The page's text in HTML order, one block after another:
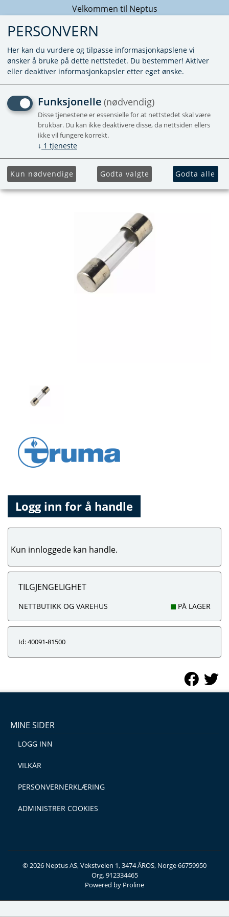
Velkommen til Neptus
SIKRING 6,3AT 5 X 20 MM -
AVENTA
Logg inn for å handle
Kun innloggede kan handle.
TILGJENGELIGHET
NETTBUTIKK OG VAREHUS PÅ LAGER
Id: 40091-81500
MINE SIDER
LOGG INN
VILKÅR
PERSONVERNERKLÆRING
ADMINISTRER COOKIES
© 2026 Neptus AS, Vekstveien 1, 3474 ÅROS, Norge 66759950
Org. 912334465
Powered by Proline
PERSONVERN
Her kan du vurdere og tilpasse informasjonkapslene vi
ønsker å bruke på dette nettstedet. Du bestemmer! Aktiver
eller deaktiver informasjonkapsler etter eget ønske.
Funksjonelle (nødvendig)
Disse tjenestene er essensielle for at nettstedet skal være
brukbar. Du kan ikke deaktivere disse, da nettsiden ellers
ikke vil fungere korrekt.
↓ 1 tjeneste
Kun nødvendige Godta valgte Godta alle